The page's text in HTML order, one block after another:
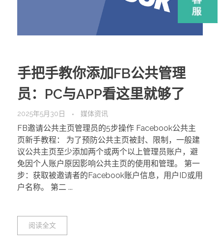
手把手教你添加FB公共管理
员：PC与APP看这里就够了
2025年5月30日 媒体资讯
FB邀请公共主页管理员的5步操作 Facebook公共主
页新手教程： 为了预防公共主页被封、限制，一般建
议公共主页至少添加两个或两个以上管理员账户，避
免因个人账户原因影响公共主页的使用和管理。 第一
步：获取被邀请者的Facebook账户信息，用户ID或用
户名称。 第二 ...
阅读全文